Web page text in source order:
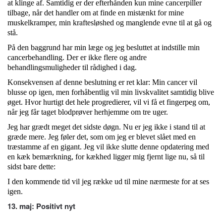
at klinge af. Samtidig er der efterhånden kun mine cancerpiller
tilbage, når det handler om at finde en mistænkt for mine
muskelkramper, min kraftesløshed og manglende evne til at gå og
stå.
På den baggrund har min læge og jeg besluttet at indstille min
cancerbehandling. Der er ikke flere og andre
behandlingsmuligheder til rådighed i dag.
Konsekvensen af denne beslutning er ret klar: Min cancer vil
blusse op igen, men forhåbentlig vil min livskvalitet samtidig blive
øget. Hvor hurtigt det hele progredierer, vil vi få et fingerpeg om,
når jeg får taget blodprøver herhjemme om tre uger.
Jeg har grædt meget det sidste døgn. Nu er jeg ikke i stand til at
græde mere. Jeg føler det, som om jeg er blevet slået med en
træstamme af en gigant. Jeg vil ikke slutte denne opdatering med
en kæk bemærkning, for kækhed ligger mig fjernt lige nu, så til
sidst bare dette:
I den kommende tid vil jeg række ud til mine nærmeste for at ses
igen.
13. maj: Positivt nyt